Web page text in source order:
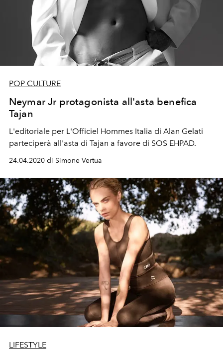
POP CULTURE
Neymar Jr protagonista all'asta benefica
Tajan
L'editoriale per L'Officiel Hommes Italia di Alan Gelati
parteciperà all'asta di Tajan a favore di SOS EHPAD.
24.04.2020 di Simone Vertua
LIFESTYLE